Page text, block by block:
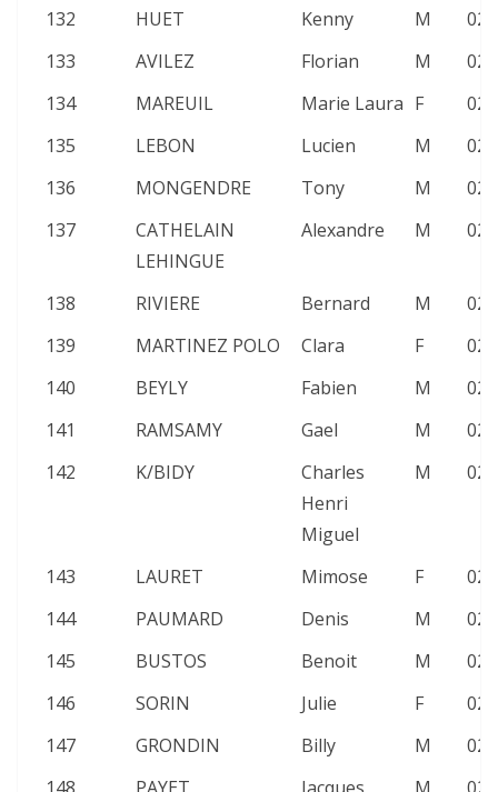
132 HUET Kenny M
133
AVILEZ Florian M
134
MAREUIL Marie Laura F
135
LEBON Lucien M
136
MONGENDRE Tony M
137
CATHELAIN
LEHINGUE
Alexandre M
138 RIVIERE Bernard M
139
MARTINEZ POLO Clara F
140
BEYLY Fabien M
141
RAMSAMY Gael M
142
K/BIDY
Charles
Henri
Miguel
M
143 LAURET Mimose F
144
PAUMARD Denis M
145
BUSTOS Benoit M
146
SORIN Julie F
147
GRONDIN Billy M